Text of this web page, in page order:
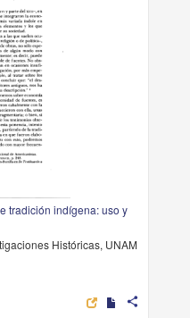
tradición indígena: uso y
Históricas, UNAM
share